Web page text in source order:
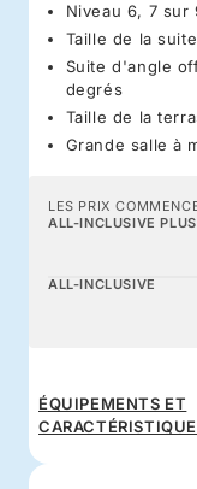
Niveau 6, 7 sur
Taille de la
Suite d'angle
degrés
Taille de la
Grande salle à
LES PRIX
ALL-INCLUSIVE PLUS
ALL-INCLUSIVE
ÉQUIPEMENTS ET